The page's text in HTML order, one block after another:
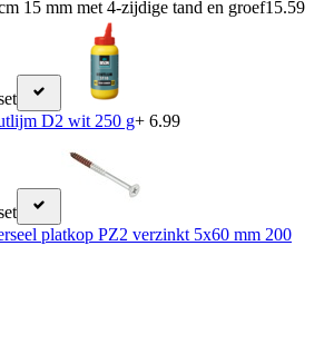
15 mm met 4-zijdige tand en groef15.59
D2 wit 250 g+ 6.99
platkop PZ2 verzinkt 5x60 mm 200